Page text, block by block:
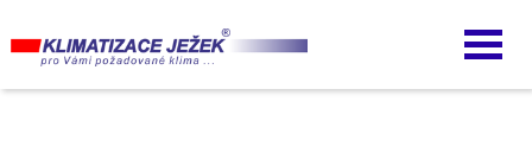
hlavnímu
obsahu